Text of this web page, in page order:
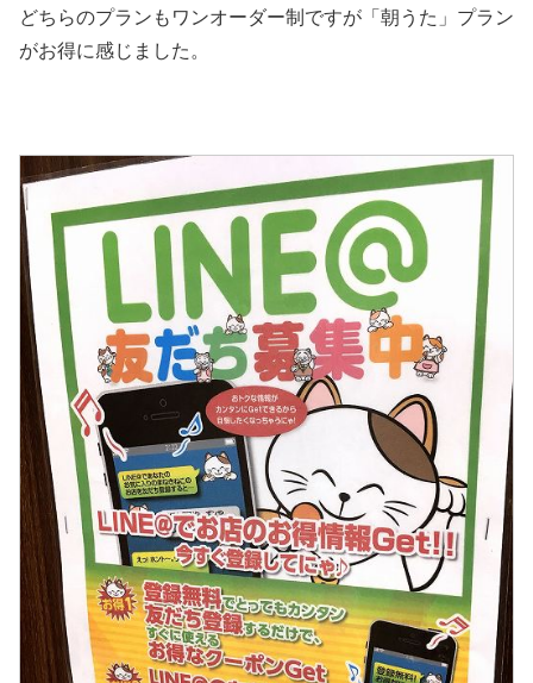
どちらのプランもワンオーダー制ですが「朝うた」プラン
がお得に感じました。